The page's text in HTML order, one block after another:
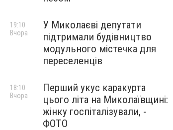
У Миколаєві депутати
підтримали будівництво
модульного містечка для
переселенців
19:10
Вчора
Перший укус каракурта
цього літа на Миколаївщині:
жінку госпіталізували, -
ФОТО
18:10
Вчора